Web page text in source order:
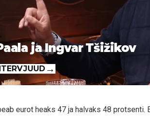
ja Ingvar Tšižikov
eurot heaks 47 ja halvaks 48 protsenti.